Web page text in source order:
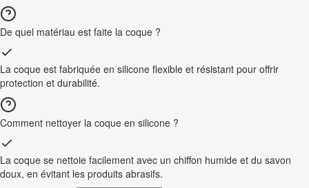
De quel matériau est faite la coque ?
La coque est fabriquée en silicone flexible et résistant pour offrir
protection et durabilité.
Comment nettoyer la coque en silicone ?
La coque se nettoie facilement avec un chiffon humide et du savon
doux, en évitant les produits abrasifs.